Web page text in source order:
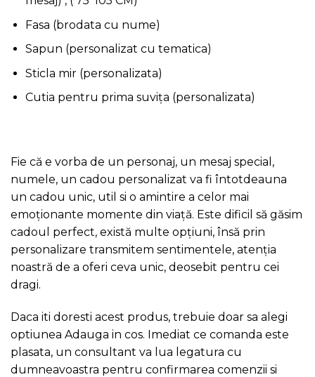
Fasa (brodata cu nume)
Sapun (personalizat cu tematica)
Sticla mir (personalizata)
Cutia pentru prima suvița (personalizata)
Fie că e vorba de un personaj, un mesaj special,
numele, un cadou personalizat va fi întotdeauna
un cadou unic, util si o amintire a celor mai
emoționante momente din viață. Este dificil să găsim
cadoul perfect, există multe opțiuni, însă prin
personalizare transmitem sentimentele, atenția
noastră de a oferi ceva unic, deosebit pentru cei
dragi.
Daca iti doresti acest produs, trebuie doar sa alegi
optiunea Adauga in cos. Imediat ce comanda este
plasata, un consultant va lua legatura cu
dumneavoastra pentru confirmarea comenzii si